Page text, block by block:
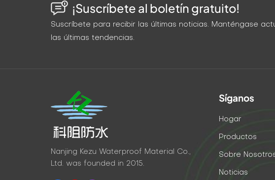
¡Suscríbete al boletín gratuito!
Suscríbete para recibir las últimas noticias. Manténgase
las últimas tendencias.
Nanjing Kezu Waterproof Material Co.,
Ltd. was founded in 2015.
Síganos
Hogar
Productos
Sobre
Noticias